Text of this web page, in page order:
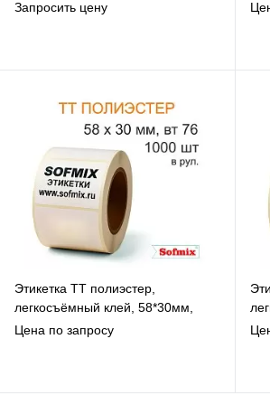
1000 в рул, вт76, 16312
Запросить цену
В избранное
К сравнению
Под заказ
Этикетка ТТ полиэстер,
легкосъёмный клей, 58*30мм,
1000 в рул, вт76, 16312
Цена по запросу